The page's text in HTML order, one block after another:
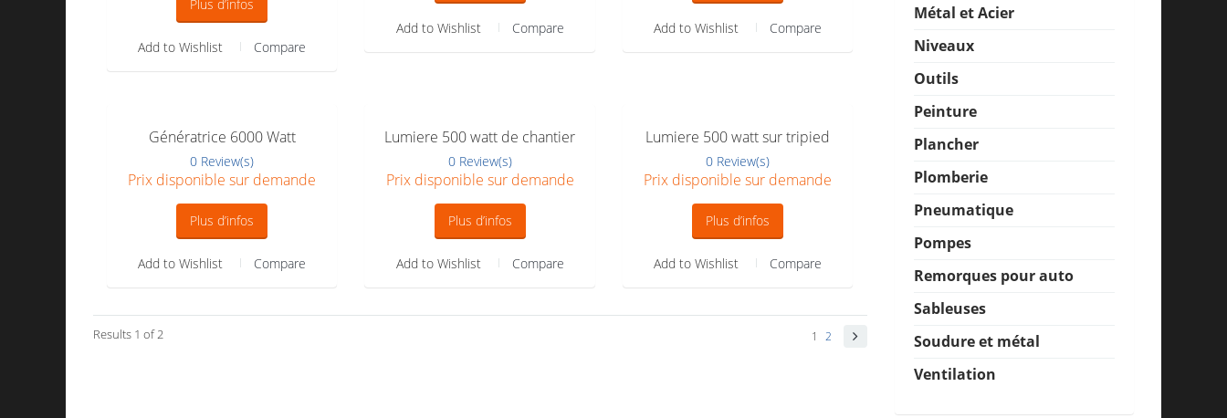
Plus d’infos
Add to Wishlist Compare
Add to Wishlist Compare Add to Wishlist Compare
Génératrice 6000 Watt
0 Review(s)
Prix disponible sur demande
Plus d’infos
Add to Wishlist Compare
Lumiere 500 watt de chantier
0 Review(s)
Prix disponible sur demande
Plus d’infos
Add to Wishlist Compare
Lumiere 500 watt sur tripied
0 Review(s)
Prix disponible sur demande
Plus d’infos
Add to Wishlist Compare
Results 1 of 2 1 2
Métal et Acier
Niveaux
Outils
Peinture
Plancher
Plomberie
Pneumatique
Pompes
Remorques pour auto
Sableuses
Soudure et métal
Ventilation